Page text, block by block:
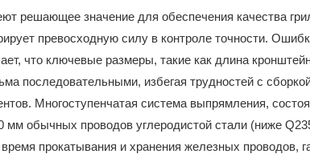
решающее значение для обеспечения качества
превосходную силу в контроле точности.
что ключевые размеры, такие как длина
последовательными, избегая трудностей с
Многоступенчатая система выпрямления,
обычных проводов углеродистой стали (ниже
прокатывания и хранения железных проводов,